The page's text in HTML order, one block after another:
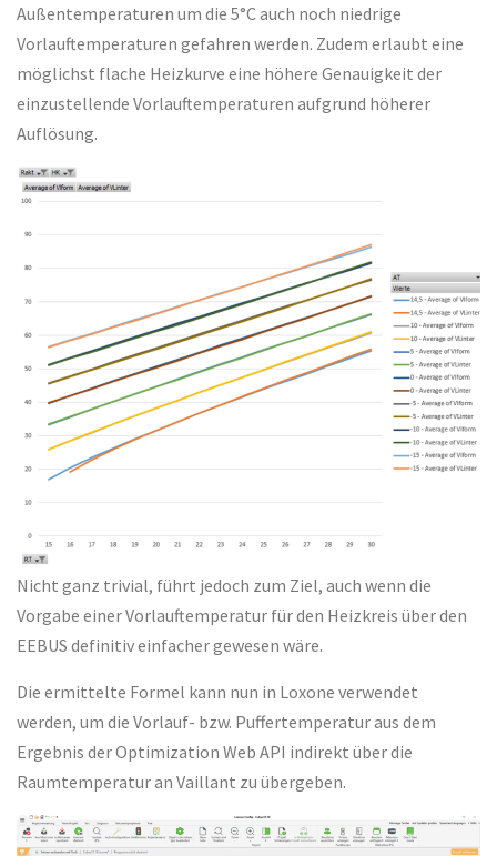
Außentemperaturen um die 5°C auch noch niedrige
Vorlauftemperaturen gefahren werden. Zudem erlaubt eine
möglichst flache Heizkurve eine höhere Genauigkeit der
einzustellende Vorlauftemperaturen aufgrund höherer
Auflösung.
Nicht ganz trivial, führt jedoch zum Ziel, auch wenn die
Vorgabe einer Vorlauftemperatur für den Heizkreis über den
EEBUS definitiv einfacher gewesen wäre.
Die ermittelte Formel kann nun in Loxone verwendet
werden, um die Vorlauf- bzw. Puffertemperatur aus dem
Ergebnis der Optimization Web API indirekt über die
Raumtemperatur an Vaillant zu übergeben.